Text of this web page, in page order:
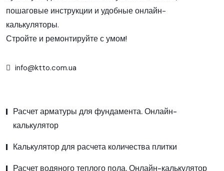
пошаговые инструкции и удобные онлайн-
калькуляторы.
Стройте и ремонтируйте с умом!
info@ktto.com.ua
Расчет арматуры для фундамента. Онлайн-
калькулятор
Калькулятор для расчета количества плитки
Расчет водяного теплого пола. Онлайн-калькулятор